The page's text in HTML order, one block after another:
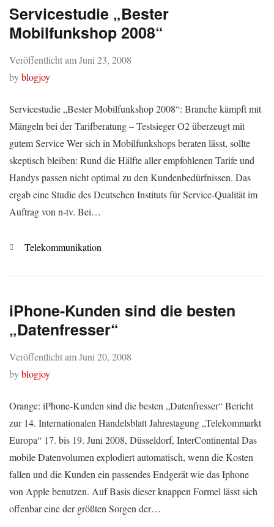
Servicestudie „Bester
Mobilfunkshop 2008“
Veröffentlicht amJuni 23, 2008
byblogjoy
Servicestudie „Bester Mobilfunkshop 2008“: Branche kämpft mit
Mängeln bei der Tarifberatung – Testsieger O2 überzeugt mit
gutem Service Wer sich in Mobilfunkshops beraten lässt, sollte
skeptisch bleiben: Rund die Hälfte aller empfohlenen Tarife und
Handys passen nicht optimal zu den Kundenbedürfnissen. Das
ergab eine Studie des Deutschen Instituts für Service-Qualität im
Auftrag von n-tv. Bei…
Kategorien
Telekommunikation
iPhone-Kunden sind die besten
„Datenfresser“
Veröffentlicht amJuni 20, 2008
byblogjoy
Orange: iPhone-Kunden sind die besten „Datenfresser“ Bericht
zur 14. Internationalen Handelsblatt Jahrestagung „Telekommarkt
Europa“ 17. bis 19. Juni 2008, Düsseldorf, InterContinental Das
mobile Datenvolumen explodiert automatisch, wenn die Kosten
fallen und die Kunden ein passendes Endgerät wie das Iphone
von Apple benutzen. Auf Basis dieser knappen Formel lässt sich
offenbar eine der größten Sorgen der…